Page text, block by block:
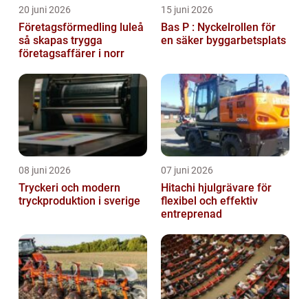
20 juni 2026
Företagsförmedling luleå
så skapas trygga
företagsaffärer i norr
15 juni 2026
Bas P : Nyckelrollen för
en säker byggarbetsplats
08 juni 2026
Tryckeri och modern
tryckproduktion i sverige
07 juni 2026
Hitachi hjulgrävare för
flexibel och effektiv
entreprenad